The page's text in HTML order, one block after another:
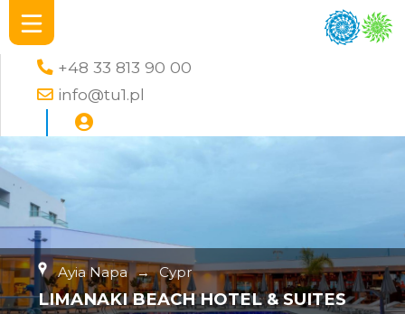
+48 33 813 90 00
info@tu1.pl
Ayia Napa → Cypr
LIMANAKI BEACH HOTEL & SUITES